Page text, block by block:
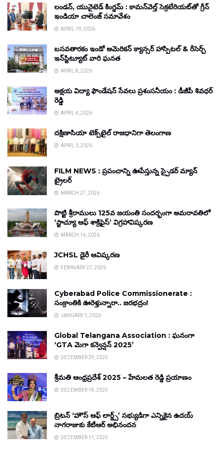
లండన్, యునైటెడ్ కింగ్డమ్ : కామన్‌వెల్త్ సెక్రటేరియట్‌తో గ్రీన్
ఇండియా చాలెంజ్ సమావేశం
APRIL 19, 2026
బసవతారకం ఇండో అమెరికన్ క్యాన్సర్ హాస్పిటల్ & రీసెర్చ్
ఇన్‌స్టిట్యూట్ వారి ఘనత
APRIL 8, 2026
అక్షయ విద్యా ఫౌండేషన్ సేవలు ప్రశంసనీయం : డీజీపీ శివధర్
రెడ్డి
APRIL 4, 2026
దక్షిణాసియా టెక్స్‌టైల్ రాజధానిగా తెలంగాణ
APRIL 3, 2026
FILM NEWS : ప్రపంచాన్ని ఊపేస్తున్న స్పైడర్ మ్యాన్
ట్రైలర్
MARCH 27, 2026
పొట్టి శ్రీరాములు 125వ జయంతి సందర్భంగా అమరావతిలో
‘స్టాచ్యూ ఆఫ్ శాక్రిఫైస్’ విగ్రహావిష్కరణ
MARCH 16, 2026
JCHSL డైరీ ఆవిష్కరణ
FEBRUARY 27, 2026
Cyberabad Police Commissionerate :
సంక్రాంతికి ఊరెళ్తున్నారా.. జరభద్రం!
JANUARY 3, 2026
Global Telangana Association : ఘనంగా
‘GTA మెగా కన్వెన్షన్ 2025’
DECEMBER 29, 2025
శ్రీమతి ఆంధ్రప్రదేశ్ 2025 – హేమలత రెడ్డి ప్రయాణం
DECEMBER 14, 2025
బ్రిటన్ ‘హౌస్ ఆఫ్ లార్డ్స్’ సభ్యుడిగా ఎన్నికైన ఉదయ్
నాగరాజుకు కేటీఆర్ అభినందన
DECEMBER 11, 2025